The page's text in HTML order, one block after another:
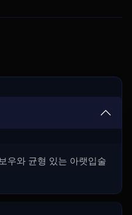
우와 균형 있는 아랫입술